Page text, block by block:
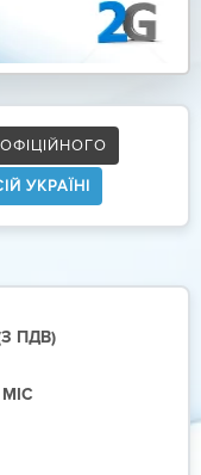
УКРАЇНІ
ПДВ)
МІС